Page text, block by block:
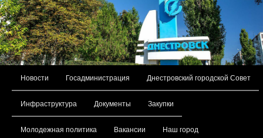
Перейти к основному содержимому
Новости Госадминистрация Днестровский городской Совет
Инфраструктура Документы Закупки
Молодежная политика Вакансии Наш город